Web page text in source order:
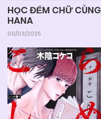
HỌC ĐẾM CHỮ CÙNG
HANA
09/03/2025